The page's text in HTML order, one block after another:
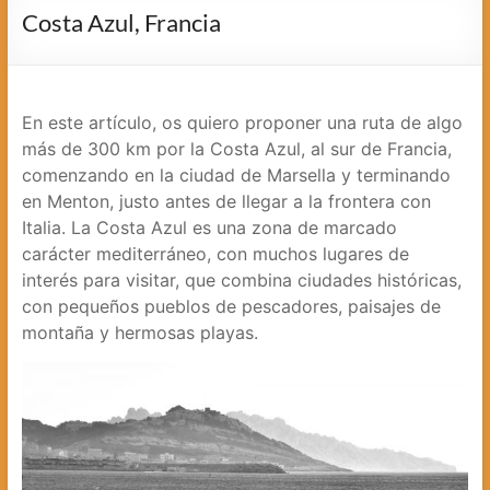
Costa Azul, Francia
En este artículo, os quiero proponer una ruta de algo
más de 300 km por la Costa Azul, al sur de Francia,
comenzando en la ciudad de Marsella y terminando
en Menton, justo antes de llegar a la frontera con
Italia. La Costa Azul es una zona de marcado
carácter mediterráneo, con muchos lugares de
interés para visitar, que combina ciudades históricas,
con pequeños pueblos de pescadores, paisajes de
montaña y hermosas playas.